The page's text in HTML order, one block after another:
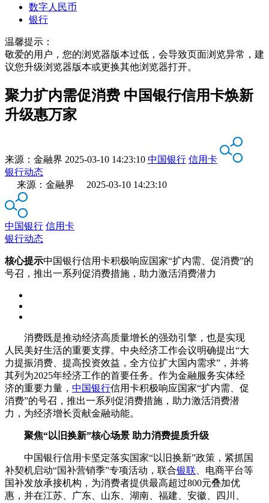
数字人民币
银行
温馨提示：
敬爱的用户，您的浏览器版本过低，会导致页面浏览异常，建
议您升级浏览器版本或更换其他浏览器打开。
聚力扩内需促消费 中国银行信用卡焕新
升级惠万家
来源： 金融界 2025-03-10 14:23:10 中国银行 信用卡
银行动态
来源：金融界 2025-03-10 14:23:10
中国银行 信用卡
银行动态
核心提示中国银行信用卡积极响应国家“扩内需、促消费”的
号召，推出一系列促消费措施，助力激活消费潜力
消费既是推动经济高质量增长的强劲引擎，也是实现
人民美好生活的重要支撑。中央经济工作会议明确提出“大
力提振消费、提高投资效益，全方位扩大国内需求”，并将
其列为2025年经济工作的首要任务。作为金融服务实体经
济的重要力量， 中国银行信用卡积极响应国家“扩内需、促
消费”的号召，推出一系列促消费措施，助力激活消费潜
力，为经济增长贡献金融动能。
聚焦“以旧换新”核心场景 助力消费提质升级
中国银行信用卡坚定落实国家“以旧换新”政策，紧抓国
补契机启动“国补营销季”专项活动，联合银联 、电商平台等
国补发放承接机构，为消费者提供最高超过800元叠加优
惠，并在江苏、广东、山东、湖南、福建、安徽、四川、